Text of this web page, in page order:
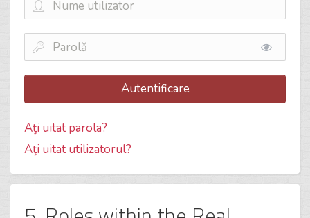
Autentificare
Aţi uitat parola?
Aţi uitat utilizatorul?